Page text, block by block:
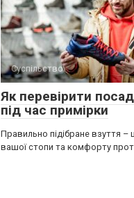
Суспільство
Як перевірити
під час примірки
Правильно підібране взуття –
вашої стопи та комфорту